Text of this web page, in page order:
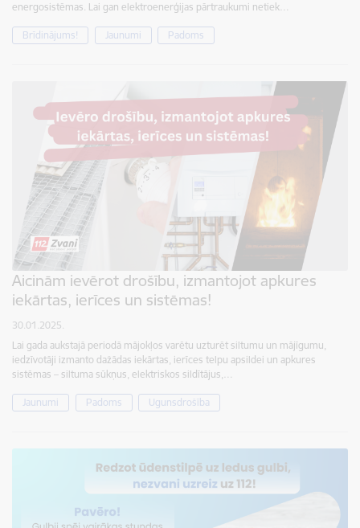
energosistēmas. Lai gan elektroenerģijas pārtraukumi netiek…
Brīdinājums! Jaunumi Padoms
Aicinām ievērot drošību, izmantojot apkures
iekārtas, ierīces un sistēmas!
30.01.2025.
Lai gada aukstajā periodā mājokļos varētu uzturēt siltumu un mājīgumu,
iedzīvotāji izmanto dažādas iekārtas, ierīces telpu apsildei un apkures
sistēmas – siltuma sūkņus, elektriskos sildītājus,…
Jaunumi Padoms Ugunsdrošība